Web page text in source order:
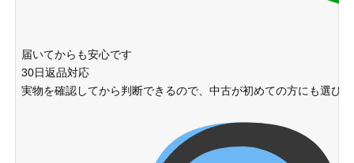
届いてからも安心です
30日返品対応
実物を確認してから判断できるので、中古が初めての方にも選び